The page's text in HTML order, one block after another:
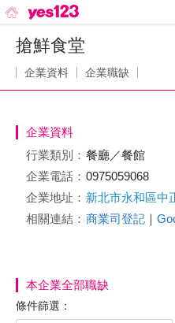
搶鮮食堂
企業資料 企業職缺
企業資料
行業類別： 餐廳／餐館
企業電話： 0975059068
企業地址： 新北市永和區中
相關連結： 商業司登記 ｜
本企業全部職缺
條件篩選：